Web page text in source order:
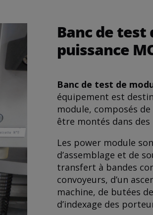
Banc de test
puissance
Banc de test de
équipement est
module, composés de
être montés dans
Les power module
d’assemblage et de
transfert à bandes
convoyeurs, d’un
machine, de butées
d’indexage des